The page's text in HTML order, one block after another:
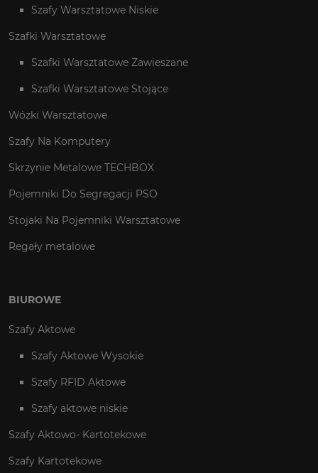
Szafy Warsztatowe Niskie
Szafki Warsztatowe
Szafki Warsztatowe Zawieszane
Szafki Warsztatowe Stojące
Wózki Warsztatowe
Szafy Na Komputery
Skrzynie Metalowe TECHBOX
Pojemniki Do Segregacji PSO
Stojaki Na Pojemniki Warsztatowe
Regały metalowe
BIUROWE
Szafy Aktowe
Szafy Aktowe Wysokie
Szafy RFID Aktowe
Szafy aktowe niskie
Szafy Aktowo- Kartotekowe
Szafy Kartotekowe